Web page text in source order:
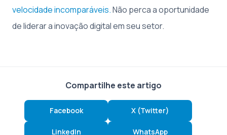
velocidade incomparáveis.Não perca a oportunidade
de liderar a inovação digital em seu setor.
Compartilhe este artigo
Facebook X (Twitter)
LinkedIn WhatsApp